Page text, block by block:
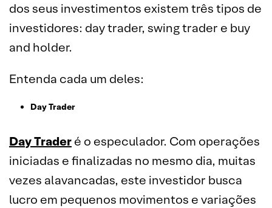
dos seus investimentos existem três tipos de
investidores: day trader, swing trader e buy
and holder.
Entenda cada um deles:
Day Trader
Day Traderé o especulador. Com operações
iniciadas e finalizadas no mesmo dia, muitas
vezes alavancadas, este investidor busca
lucro em pequenos movimentos e variações